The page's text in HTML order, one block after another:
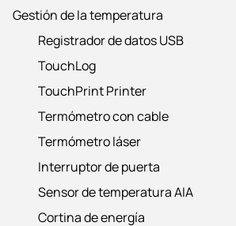
Gestión de la temperatura
Registrador de datos USB
TouchLog
TouchPrint Printer
Termómetro con cable
Termómetro láser
Interruptor de puerta
Sensor de temperatura AIA
Cortina de energía